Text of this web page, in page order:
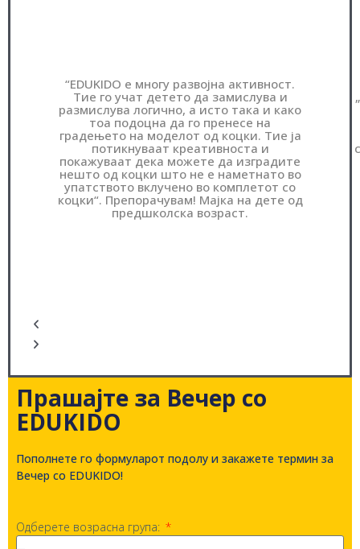
“EDUKIDO е многу развојна активност.
Тие го учат детето да замислува и
размислува логично, а исто така и како
тоа подоцна да го пренесе на
градењето на моделот од коцки. Тие ја
потикнуваат креативноста и
покажуваат дека можете да изградите
нешто од коцки што не е наметнато во
упатството вклучено во комплетот со
коцки“. Препорачувам! Мајка на дете од
предшколска возраст.
Прашајте за Вечер со
EDUKIDO
Пополнете го формуларот подолу и закажете термин за
Вечер со EDUKIDO!
Одберете возрасна група: